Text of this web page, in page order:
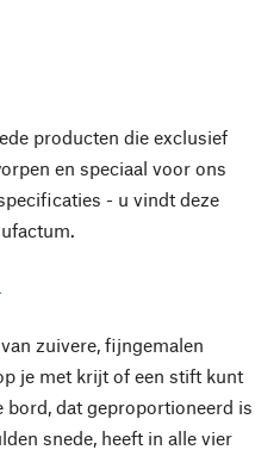
producten die exclusief
en speciaal voor ons
- u vindt deze
zuivere, fijngemalen
je met krijt of een stift kunt
dat geproportioneerd is
snede, heeft in alle vier